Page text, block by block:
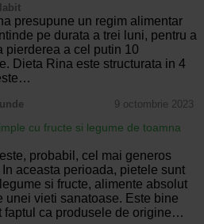
presupune un regim alimentar
pe durata a trei luni, pentru a
pierderea a cel putin 10
Dieta Rina este structurata in 4
9 octombrie 2023
cu fructe si legume de toamna
probabil, cel mai generos
In aceasta perioada, pietele sunt
si fructe, alimente absolut
unei vieti sanatoase. Este bine
faptul ca produsele de origine…